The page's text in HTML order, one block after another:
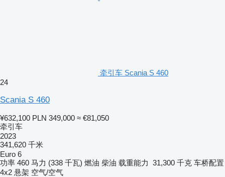
牵引车 Scania S 460
24
Scania S 460
¥632,100 PLN 349,000 ≈ €81,050
牵引车
2023
341,620 千米
Euro 6
功率 460 马力 (338 千瓦) 燃油 柴油 载重能力 31,300 千克 车桥配置
4x2 悬架 空气/空气